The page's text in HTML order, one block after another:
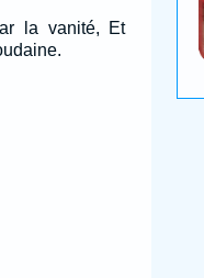
la vanité, Et